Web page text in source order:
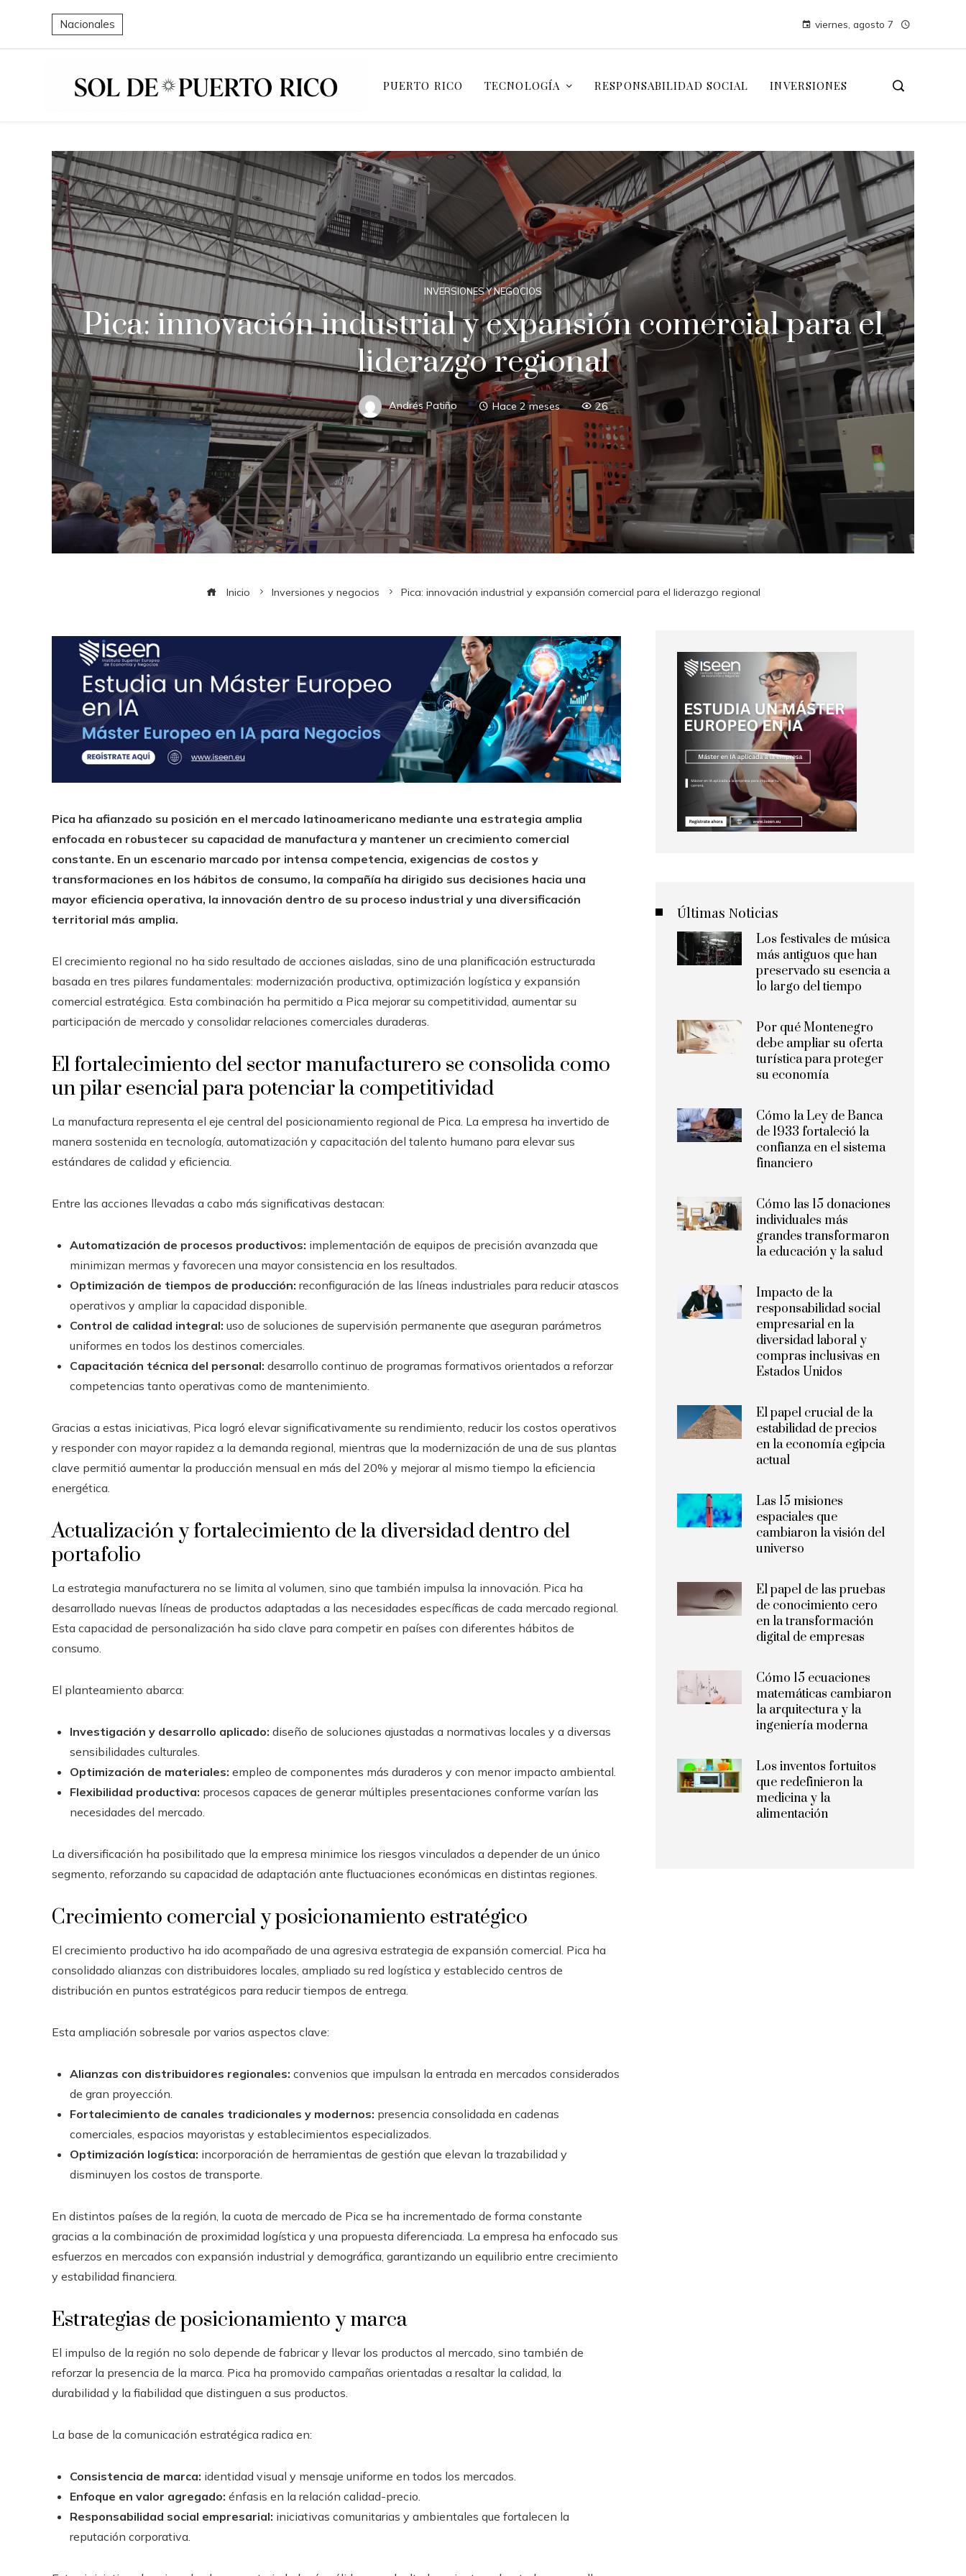
Nacionales viernes, agosto 7
PUERTO RICO TECNOLOGÍA RESPONSABILIDAD SOCIAL INVERSIONES
INVERSIONES Y NEGOCIOS
Pica: innovación industrial y expansión comercial para el
liderazgo regional
Andrés Patiño Hace 2 meses 26
Inicio Inversiones y negocios Pica: innovación industrial y expansión comercial para el liderazgo regional
Pica ha afianzado su posición en el mercado latinoamericano mediante una estrategia amplia
enfocada en robustecer su capacidad de manufactura y mantener un crecimiento comercial
constante. En un escenario marcado por intensa competencia, exigencias de costos y
transformaciones en los hábitos de consumo, la compañía ha dirigido sus decisiones hacia una
mayor eficiencia operativa, la innovación dentro de su proceso industrial y una diversificación
territorial más amplia.
El crecimiento regional no ha sido resultado de acciones aisladas, sino de una planificación estructurada
basada en tres pilares fundamentales: modernización productiva, optimización logística y expansión
comercial estratégica. Esta combinación ha permitido a Pica mejorar su competitividad, aumentar su
participación de mercado y consolidar relaciones comerciales duraderas.
El fortalecimiento del sector manufacturero se consolida como
un pilar esencial para potenciar la competitividad
La manufactura representa el eje central del posicionamiento regional de Pica. La empresa ha invertido de
manera sostenida en tecnología, automatización y capacitación del talento humano para elevar sus
estándares de calidad y eficiencia.
Entre las acciones llevadas a cabo más significativas destacan:
Automatización de procesos productivos: implementación de equipos de precisión avanzada que
minimizan mermas y favorecen una mayor consistencia en los resultados.
Optimización de tiempos de producción: reconfiguración de las líneas industriales para reducir atascos
operativos y ampliar la capacidad disponible.
Control de calidad integral: uso de soluciones de supervisión permanente que aseguran parámetros
uniformes en todos los destinos comerciales.
Capacitación técnica del personal: desarrollo continuo de programas formativos orientados a reforzar
competencias tanto operativas como de mantenimiento.
Gracias a estas iniciativas, Pica logró elevar significativamente su rendimiento, reducir los costos operativos
y responder con mayor rapidez a la demanda regional, mientras que la modernización de una de sus plantas
clave permitió aumentar la producción mensual en más del 20% y mejorar al mismo tiempo la eficiencia
energética.
Actualización y fortalecimiento de la diversidad dentro del
portafolio
La estrategia manufacturera no se limita al volumen, sino que también impulsa la innovación. Pica ha
desarrollado nuevas líneas de productos adaptadas a las necesidades específicas de cada mercado regional.
Esta capacidad de personalización ha sido clave para competir en países con diferentes hábitos de
consumo.
El planteamiento abarca:
Investigación y desarrollo aplicado: diseño de soluciones ajustadas a normativas locales y a diversas
sensibilidades culturales.
Optimización de materiales: empleo de componentes más duraderos y con menor impacto ambiental.
Flexibilidad productiva: procesos capaces de generar múltiples presentaciones conforme varían las
necesidades del mercado.
La diversificación ha posibilitado que la empresa minimice los riesgos vinculados a depender de un único
segmento, reforzando su capacidad de adaptación ante fluctuaciones económicas en distintas regiones.
Crecimiento comercial y posicionamiento estratégico
El crecimiento productivo ha ido acompañado de una agresiva estrategia de expansión comercial. Pica ha
consolidado alianzas con distribuidores locales, ampliado su red logística y establecido centros de
distribución en puntos estratégicos para reducir tiempos de entrega.
Esta ampliación sobresale por varios aspectos clave:
Alianzas con distribuidores regionales: convenios que impulsan la entrada en mercados considerados
de gran proyección.
Fortalecimiento de canales tradicionales y modernos: presencia consolidada en cadenas
comerciales, espacios mayoristas y establecimientos especializados.
Optimización logística: incorporación de herramientas de gestión que elevan la trazabilidad y
disminuyen los costos de transporte.
En distintos países de la región, la cuota de mercado de Pica se ha incrementado de forma constante
gracias a la combinación de proximidad logística y una propuesta diferenciada. La empresa ha enfocado sus
esfuerzos en mercados con expansión industrial y demográfica, garantizando un equilibrio entre crecimiento
y estabilidad financiera.
Estrategias de posicionamiento y marca
El impulso de la región no solo depende de fabricar y llevar los productos al mercado, sino también de
reforzar la presencia de la marca. Pica ha promovido campañas orientadas a resaltar la calidad, la
durabilidad y la fiabilidad que distinguen a sus productos.
La base de la comunicación estratégica radica en:
Consistencia de marca: identidad visual y mensaje uniforme en todos los mercados.
Enfoque en valor agregado: énfasis en la relación calidad-precio.
Responsabilidad social empresarial: iniciativas comunitarias y ambientales que fortalecen la
reputación corporativa.
Últimas Noticias
Los festivales de música
más antiguos que han
preservado su esencia a
lo largo del tiempo
Por qué Montenegro
debe ampliar su oferta
turística para proteger
su economía
Cómo la Ley de Banca
de 1933 fortaleció la
confianza en el sistema
financiero
Cómo las 15 donaciones
individuales más
grandes transformaron
la educación y la salud
Impacto de la
responsabilidad social
empresarial en la
diversidad laboral y
compras inclusivas en
Estados Unidos
El papel crucial de la
estabilidad de precios
en la economía egipcia
actual
Las 15 misiones
espaciales que
cambiaron la visión del
universo
El papel de las pruebas
de conocimiento cero
en la transformación
digital de empresas
Cómo 15 ecuaciones
matemáticas cambiaron
la arquitectura y la
ingeniería moderna
Los inventos fortuitos
que redefinieron la
medicina y la
alimentación